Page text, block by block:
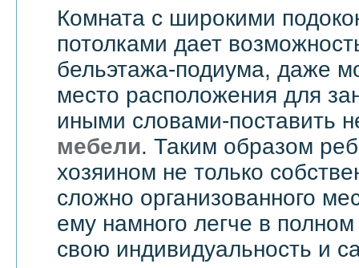
Комната с широкими
потолками дает
бельэтажа-подиума, даже
место расположения для
иными словами-поставить
мебели. Таким образом
хозяином не только
сложно организованного
ему намного легче в
свою индивидуальность и